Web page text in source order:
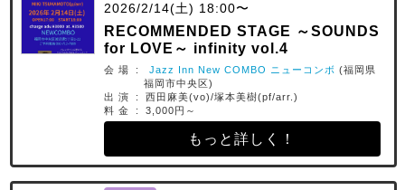
2026/2/14(土) 18:00〜
RECOMMENDED STAGE ～SOUNDS
for LOVE～ infinity vol.4
会 場 : Jazz Inn New COMBO ニューコンボ (福岡県
福岡市中央区)
出 演 : 西田麻美(vo)/塚本美樹(pf/arr.)
料 金 : 3,000円～
もっと詳しく！